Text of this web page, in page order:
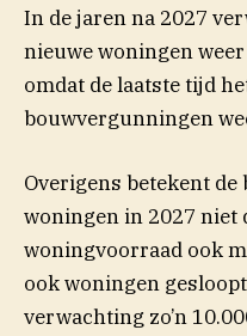
In de jaren na 2027
nieuwe woningen
omdat de laatste tijd
bouwvergunningen
Overigens betekent de
woningen in 2027 niet
woningvoorraad ook
ook woningen
verwachting zo’n